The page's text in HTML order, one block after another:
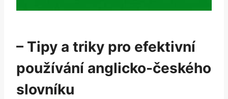
– Tipy a triky pro efektivní
používání anglicko-českého
slovníku